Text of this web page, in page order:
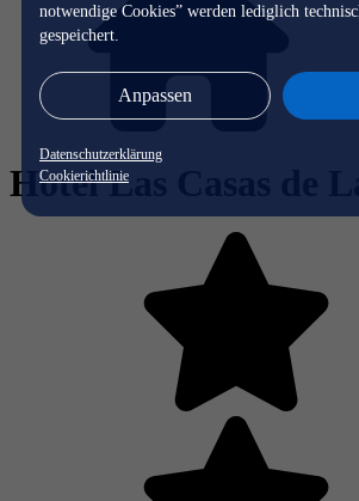
notwendige Cookies” werden lediglich
gespeichert.
Anpassen
Datenschutzerklärung
Cookierichtlinie
Hotel Las Casas de